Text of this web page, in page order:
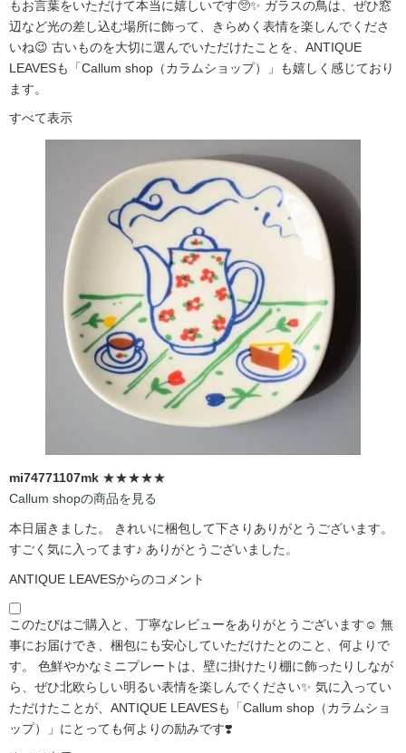
もお言葉をいただけて本当に嬉しいです🥺✨ ガラスの鳥は、ぜひ窓
辺など光の差し込む場所に飾って、きらめく表情を楽しんでくださ
いね😉 古いものを大切に選んでいただけたことを、ANTIQUE
LEAVESも「Callum shop（カラムショップ）」も嬉しく感じており
ます。
すべて表示
mi74771107mk ★★★★★
Callum shopの商品を見る
本日届きました。 きれいに梱包して下さりありがとうございます。
すごく気に入ってます♪ ありがとうございました。
ANTIQUE LEAVESからのコメント
このたびはご購入と、丁寧なレビューをありがとうございます☺️ 無
事にお届けでき、梱包にも安心していただけたとのこと、何よりで
す。 色鮮やかなミニプレートは、壁に掛けたり棚に飾ったりしなが
ら、ぜひ北欧らしい明るい表情を楽しんでください✨ 気に入ってい
ただけたことが、ANTIQUE LEAVESも「Callum shop（カラムショ
ップ）」にとっても何よりの励みです❣️